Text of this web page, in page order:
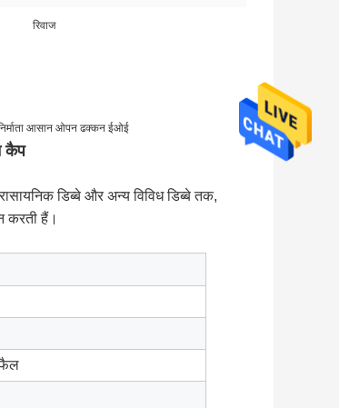
रिवाज
आसान ओपन ढक्कन ईओई
कैप
डिब्बे और अन्य विविध डिब्बे तक,
करती हैं।
फैल